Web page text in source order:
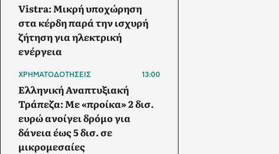
Vistra: Μικρή υποχώρηση
στα κέρδη παρά την ισχυρή
ζήτηση για ηλεκτρική
ενέργεια
ΧΡΗΜΑΤΟΔΟΤΗΣΕΙΣ 13:00
Ελληνική Αναπτυξιακή
Τράπεζα: Με «προίκα» 2 δισ.
ευρώ ανοίγει δρόμο για
δάνεια έως 5 δισ. σε
μικρομεσαίες